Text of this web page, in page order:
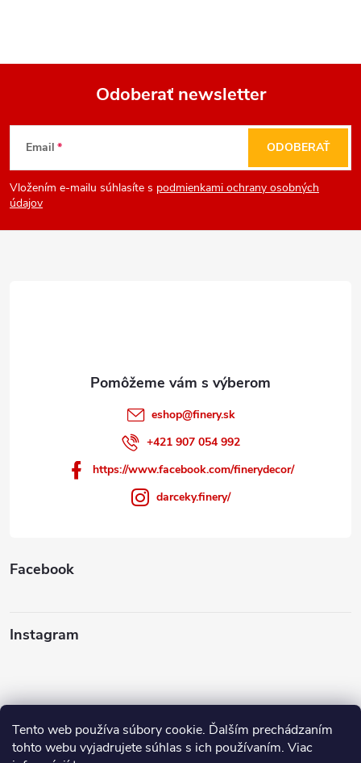
Tento web používa súbory cookie. Ďalším prechádzaním
tohto webu vyjadrujete súhlas s ich používaním. Viac
Z
á
p
Odoberať newsletter
Email
Vložením e-mailu súhlasíte s podmienkami ochrany osobných
údajov
ODOBERAŤ
eshop@finery.sk
+421 907 054 992
https://www.facebook.com/finerydecor/
darceky.finery/
Facebook
Instagram
Sledovať na Instagrame